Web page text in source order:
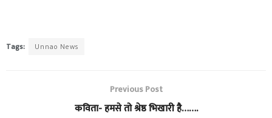
Tags: Unnao News
Previous Post
कविता- हमसे तो श्रेष्ठ भिखारी है…….